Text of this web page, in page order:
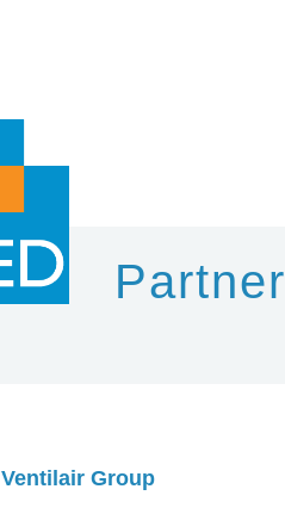
Ventilair Group